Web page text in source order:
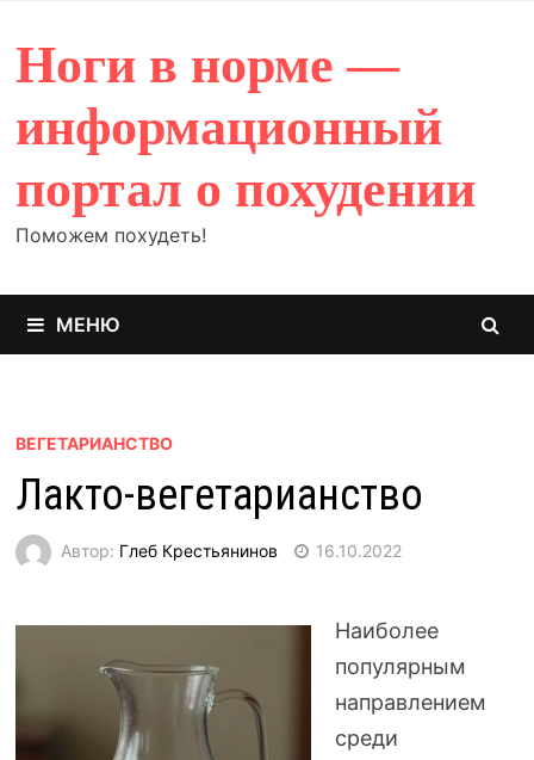
содержимому
Ноги в норме —
информационный
портал о похудении
Поможем похудеть!
МЕНЮ
ВЕГЕТАРИАНСТВО
Лакто-вегетарианство
Автор: Глеб Крестьянинов 16.10.2022
Наиболее
популярным
направлением
среди